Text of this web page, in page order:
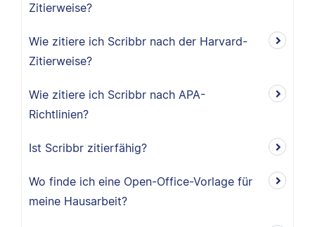
Zitierweise?
Wie zitiere ich Scribbr nach der Harvard-
Zitierweise?
Wie zitiere ich Scribbr nach APA-
Richtlinien?
Ist Scribbr zitierfähig?
Wo finde ich eine Open-Office-Vorlage für
meine Hausarbeit?